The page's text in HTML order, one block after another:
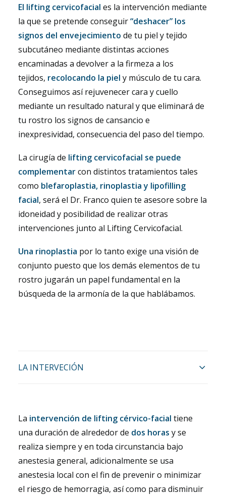
El lifting cervicofacial es la intervención mediante
la que se pretende conseguir“deshacer” los
signos del envejecimiento de tu piel y tejido
subcutáneo mediante distintas acciones
encaminadas a devolver a la firmeza a los
tejidos, recolocando la piel y músculo de tu cara.
Conseguimos así rejuvenecer cara y cuello
mediante un resultado natural y que eliminará de
tu rostro los signos de cansancio e
inexpresividad, consecuencia del paso del tiempo.
La cirugía de lifting cervicofacial se puede
complementarcon distintos tratamientos tales
como blefaroplastia, rinoplastia y lipofilling
facial, será el Dr. Franco quien te asesore sobre la
idoneidad y posibilidad de realizar otras
intervenciones junto al Lifting Cervicofacial.
Una rinoplastia por lo tanto exige una visión de
conjunto puesto que los demás elementos de tu
rostro jugarán un papel fundamental en la
búsqueda de la armonía de la que hablábamos.
LA INTERVECIÓN
La intervención de lifting cérvico-facial tiene
una duración de alrededor de dos horas y se
realiza siempre y en toda circunstancia bajo
anestesia general, adicionalmente se usa
anestesia local con el fin de prevenir o minimizar
el riesgo de hemorragia, así como para disminuir